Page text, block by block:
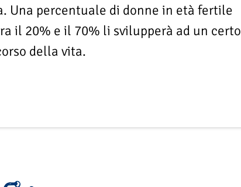
Una percentuale di donne in età fertile
il 20% e il 70% li svilupperà ad un certo
della vita.